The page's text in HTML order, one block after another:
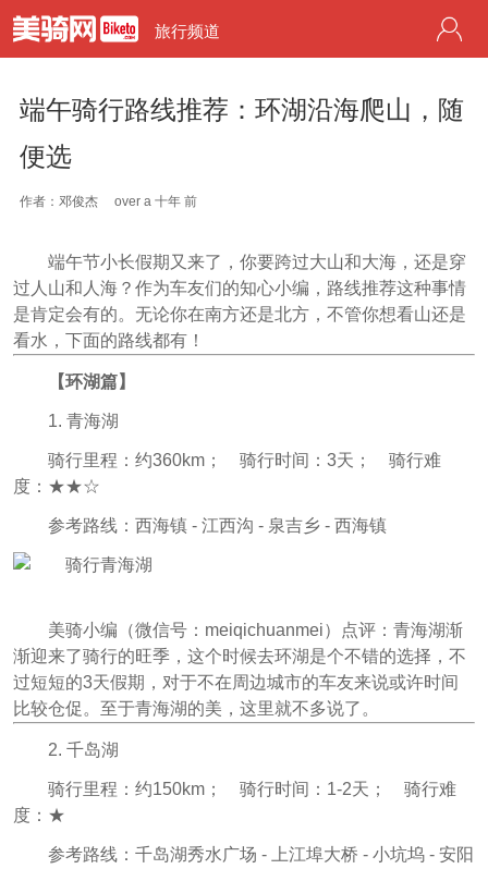
旅行频道
端午骑行路线推荐：环湖沿海爬山，随
便选
作者：邓俊杰 over a 十年 前
端午节小长假期又来了，你要跨过大山和大海，还是穿
过人山和人海？作为车友们的知心小编，路线推荐这种事情
是肯定会有的。无论你在南方还是北方，不管你想看山还是
看水，下面的路线都有！
【环湖篇】
1. 青海湖
骑行里程：约360km； 骑行时间：3天； 骑行难
度：★★☆
参考路线：西海镇 - 江西沟 - 泉吉乡 - 西海镇
美骑小编（微信号：meiqichuanmei）点评：青海湖渐
渐迎来了骑行的旺季，这个时候去环湖是个不错的选择，不
过短短的3天假期，对于不在周边城市的车友来说或许时间
比较仓促。至于青海湖的美，这里就不多说了。
2. 千岛湖
骑行里程 ：约150km； 骑行时间：1-2天；
骑行难
度：★
参考路线：千岛湖秀水广场 - 上江埠大桥 - 小坑坞 - 安阳